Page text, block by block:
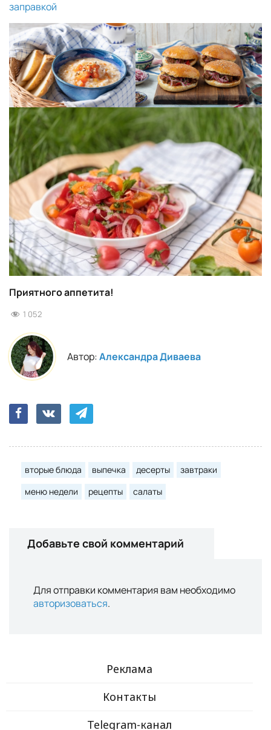
заправкой
Приятного аппетита!
1 052
Автор:Александра Диваева
вторые блюда выпечка десерты
завтраки
меню недели
рецепты салаты
Добавьте свой комментарий
Для отправки комментария вам необходимо
авторизоваться.
Реклама
Контакты
Telegram-канал